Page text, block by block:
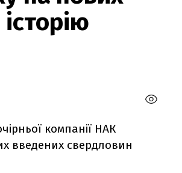
компанії НАК
введених свердловин